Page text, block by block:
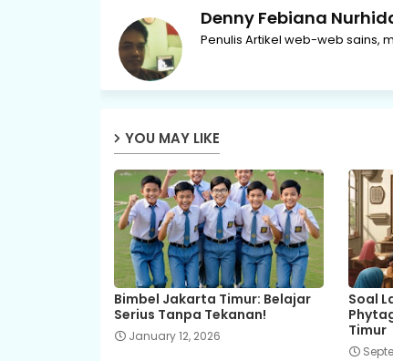
Denny Febiana
Penulis Artikel web-web sains,
YOU MAY LIKE
Bimbel Jakarta Timur: Belajar
Serius Tanpa Tekanan!
January 12, 2026
Soal
Timur